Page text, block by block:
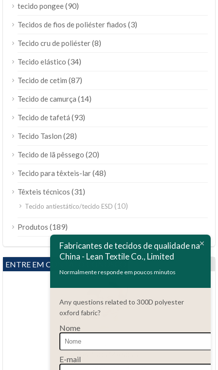
tecido pongee(90)
Tecidos de fios de poliéster fiados (3)
Tecido cru de poliéster(8)
Tecido elástico (34)
Tecido de cetim (87)
Tecido de camurça (14)
Tecido de tafetá (93)
Tecido Taslon (28)
Tecido de lã pêssego (20)
Tecido para têxteis-lar(48)
Têxteis técnicos (31)
Tecido antiestático/tecido ESD (10)
Produtos (189)
ENTRE EM CONTATO CONOSCO
86.15051486055
haiming@leantex.com
Fabricantes de tecidos de qualidade na
China - Lean Textile Co., Limited
Normalmente responde em poucos minutos
Any questions related to 300D polyester
oxford fabric?
Nome
E-mail
Español
Русский
Tiếng Việt
العربية
Bahasa Indonesia
Polski
Bahasa Melayu
ไทย